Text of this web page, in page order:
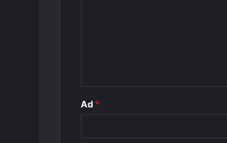
Ad *